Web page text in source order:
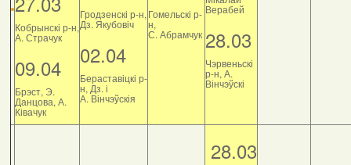
Кобрынскі р-н,
А. Страчук
09.04
Брэст, Э.
Данцова, А.
Ківачук
Гродзенскі р-н,
Дз. Якубовіч
02.04
Бераставіцкі р-
н, Дз. і
А. Вінчэўскія
Гомельскі р-
н,
С. Абрамчук
Верабей
28.03
Чэрвеньскі
р-н, А.
Вінчэўскі
28.03